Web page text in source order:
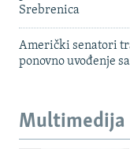
Srebrenica
Američki senatori
ponovno uvođenje
Multimedija